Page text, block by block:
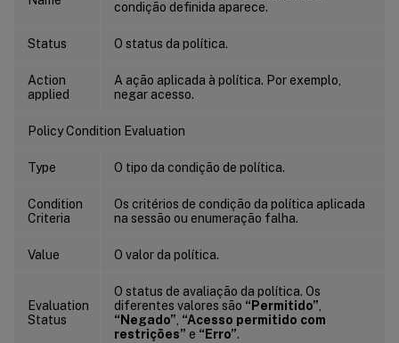
condição definida aparece.
Status O status da política.
Action
applied
A ação aplicada à política. Por exemplo,
negar acesso.
Policy Condition Evaluation
Type O tipo da condição de política.
Condition
Criteria
Os critérios de condição da política aplicada
na sessão ou enumeração falha.
Value O valor da política.
Evaluation
Status
O status de avaliação da política. Os
diferentes valores são “Permitido”,
“Negado”, “Acesso permitido com
restrições” e “Erro”.